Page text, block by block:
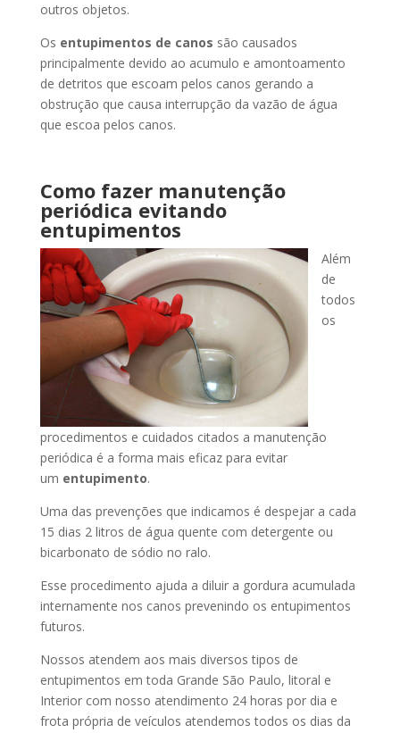
outros objetos.
Os entupimentos de canos são causados
principalmente devido ao acumulo e amontoamento
de detritos que escoam pelos canos gerando a
obstrução que causa interrupção da vazão de água
que escoa pelos canos.
Como fazer manutenção
periódica evitando
entupimentos
Além
de
todos
os
procedimentos e cuidados citados a manutenção
periódica é a forma mais eficaz para evitar
um entupimento.
Uma das prevenções que indicamos é despejar a cada
15 dias 2 litros de água quente com detergente ou
bicarbonato de sódio no ralo.
Esse procedimento ajuda a diluir a gordura acumulada
internamente nos canos prevenindo os entupimentos
futuros.
Nossos atendem aos mais diversos tipos de
entupimentos em toda Grande São Paulo, litoral e
Interior com nosso atendimento 24 horas por dia e
frota própria de veículos atendemos todos os dias da